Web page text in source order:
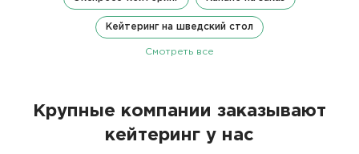
Кейтеринг на шведский стол
Смотреть все
Крупные компании заказывают
кейтеринг у нас